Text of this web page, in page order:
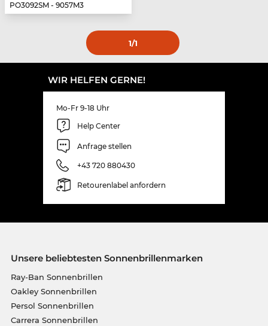
PO3092SM - 9057M3
1/1
WIR HELFEN GERNE!
Mo-Fr 9-18 Uhr
Help Center
Anfrage stellen
+43 720 880430
Retourenlabel anfordern
Unsere beliebtesten Sonnenbrillenmarken
Ray-Ban Sonnenbrillen
Oakley Sonnenbrillen
Persol Sonnenbrillen
Carrera Sonnenbrillen